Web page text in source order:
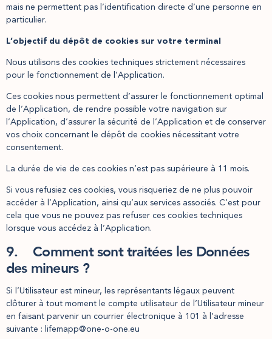
mais ne permettent pas l’identification directe d’une personne en
particulier.
L’objectif du dépôt de cookies sur votre terminal
Nous utilisons des cookies techniques strictement nécessaires
pour le fonctionnement de l’Application.
Ces cookies nous permettent d’assurer le fonctionnement optimal
de l’Application, de rendre possible votre navigation sur
l’Application, d’assurer la sécurité de l’Application et de conserver
vos choix concernant le dépôt de cookies nécessitant votre
consentement.
La durée de vie de ces cookies n’est pas supérieure à 11 mois.
Si vous refusiez ces cookies, vous risqueriez de ne plus pouvoir
accéder à l’Application, ainsi qu’aux services associés. C’est pour
cela que vous ne pouvez pas refuser ces cookies techniques
lorsque vous accédez à l’Application.
9. Comment sont traitées les Données
des mineurs ?
Si l’Utilisateur est mineur, les représentants légaux peuvent
clôturer à tout moment le compte utilisateur de l’Utilisateur mineur
en faisant parvenir un courrier électronique à 101 à l’adresse
suivante : lifemapp@one-o-one.eu